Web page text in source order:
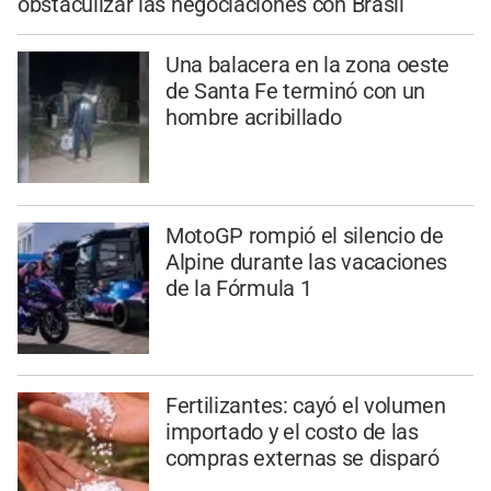
Una balacera en la zona oeste
de Santa Fe terminó con un
hombre acribillado
MotoGP rompió el silencio de
Alpine durante las vacaciones
de la Fórmula 1
Fertilizantes: cayó el volumen
importado y el costo de las
compras externas se disparó